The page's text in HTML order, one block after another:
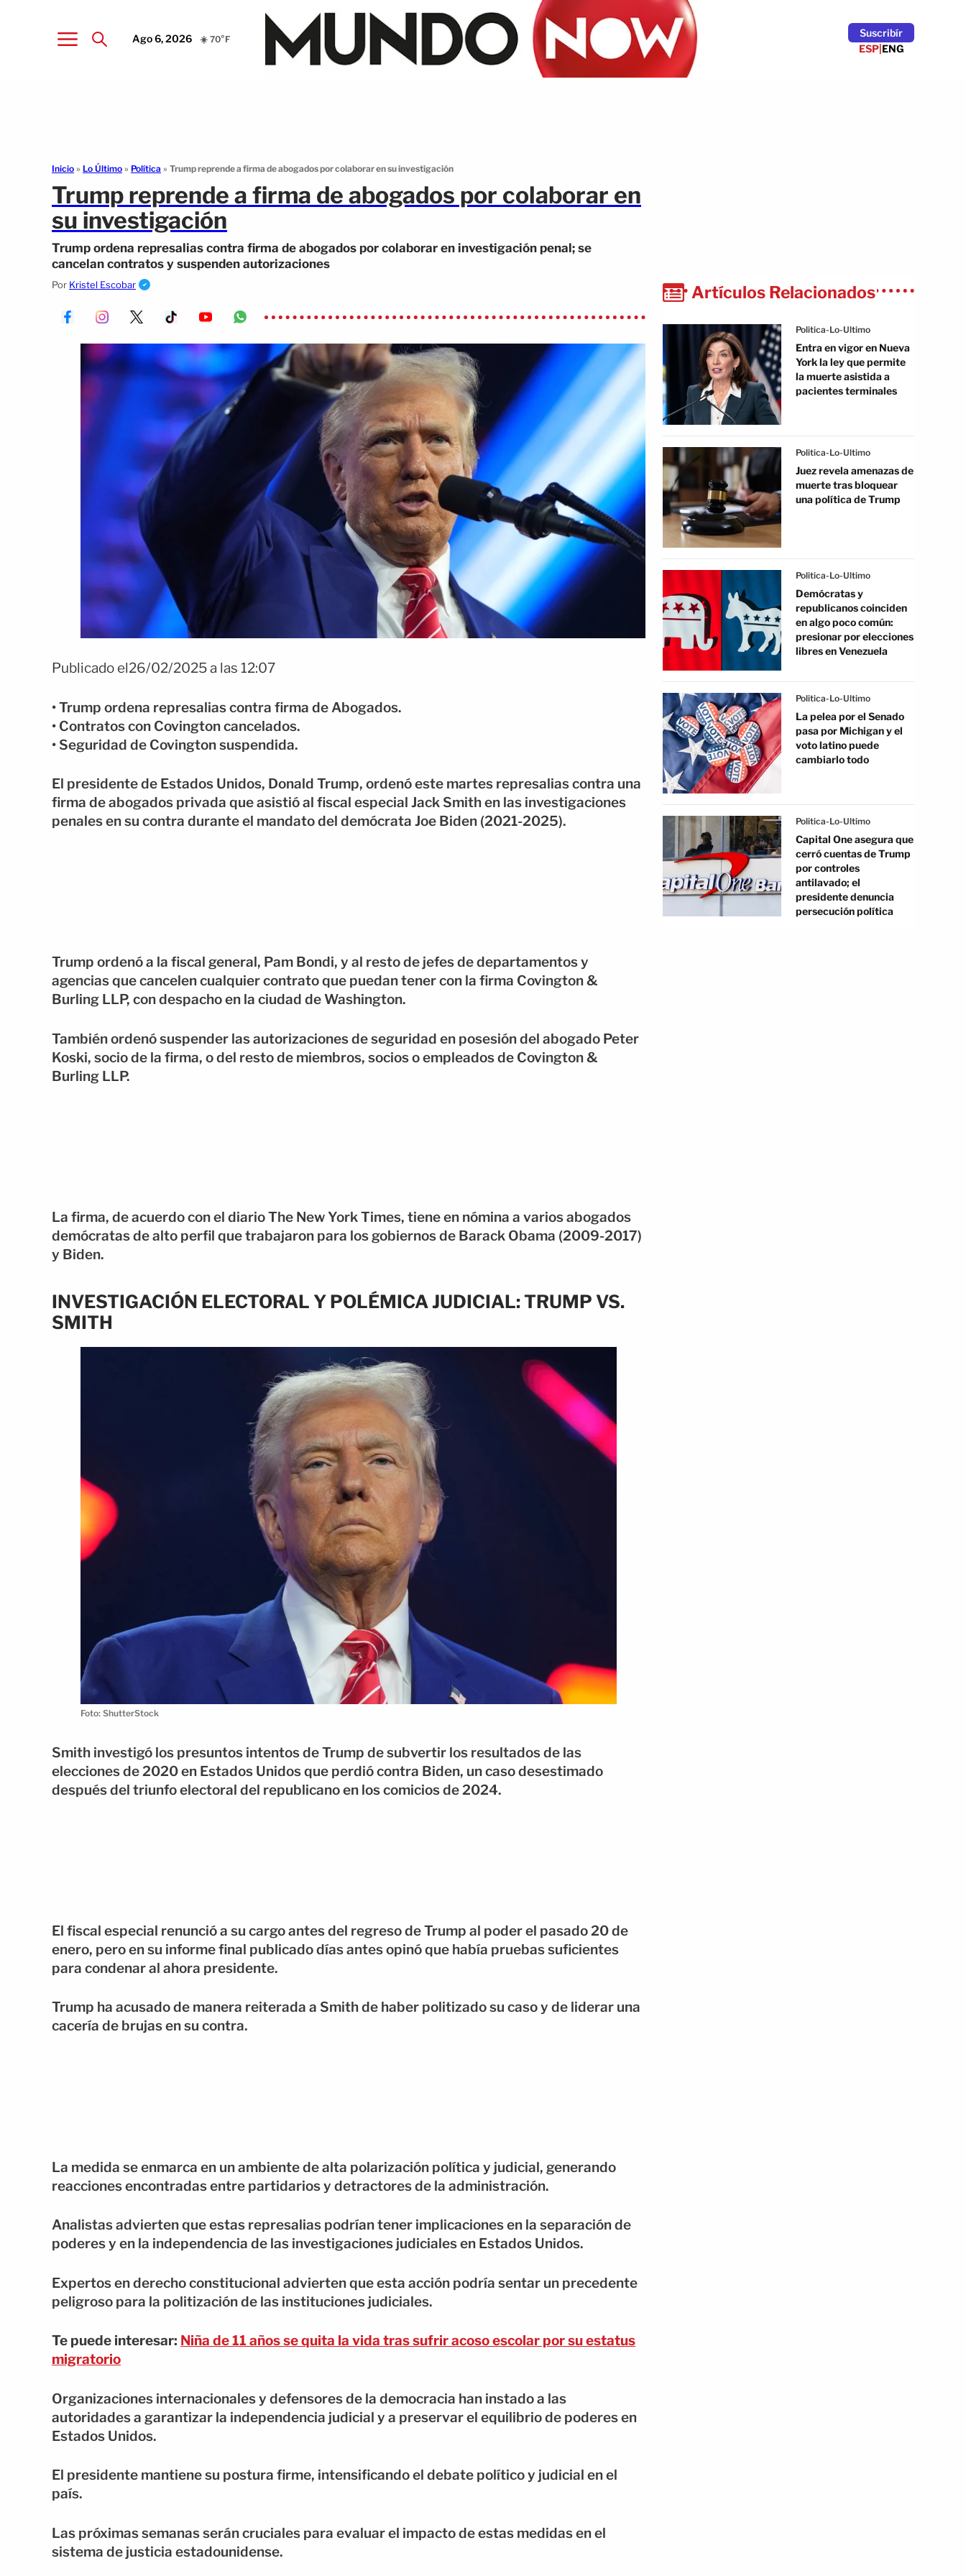
Ago 6, 2026 ☀️ 70°F
Suscribír
ESP|ENG
Inicio » Lo Último » Política » Trump reprende a firma de abogados por colaborar en su investigación
Trump reprende a firma de abogados por colaborar en
su investigación
Trump ordena represalias contra firma de abogados por colaborar en investigación penal; se
cancelan contratos y suspenden autorizaciones
Por Kristel Escobar
Publicado el26/02/2025 a las 12:07
• Trump ordena represalias contra firma de Abogados.
• Contratos con Covington cancelados.
• Seguridad de Covington suspendida.
El presidente de Estados Unidos, Donald Trump, ordenó este martes represalias contra una
firma de abogados privada que asistió al fiscal especial Jack Smith en las investigaciones
penales en su contra durante el mandato del demócrata Joe Biden (2021-2025).
Trump ordenó a la fiscal general, Pam Bondi, y al resto de jefes de departamentos y
agencias que cancelen cualquier contrato que puedan tener con la firma Covington &
Burling LLP, con despacho en la ciudad de Washington.
También ordenó suspender las autorizaciones de seguridad en posesión del abogado Peter
Koski, socio de la firma, o del resto de miembros, socios o empleados de Covington &
Burling LLP.
La firma, de acuerdo con el diario The New York Times, tiene en nómina a varios abogados
demócratas de alto perfil que trabajaron para los gobiernos de Barack Obama (2009-2017)
y Biden.
INVESTIGACIÓN ELECTORAL Y POLÉMICA JUDICIAL: TRUMP VS.
SMITH
Foto: ShutterStock
Smith investigó los presuntos intentos de Trump de subvertir los resultados de las
elecciones de 2020 en Estados Unidos que perdió contra Biden, un caso desestimado
después del triunfo electoral del republicano en los comicios de 2024.
El fiscal especial renunció a su cargo antes del regreso de Trump al poder el pasado 20 de
enero, pero en su informe final publicado días antes opinó que había pruebas suficientes
para condenar al ahora presidente.
Trump ha acusado de manera reiterada a Smith de haber politizado su caso y de liderar una
cacería de brujas en su contra.
La medida se enmarca en un ambiente de alta polarización política y judicial, generando
reacciones encontradas entre partidarios y detractores de la administración.
Analistas advierten que estas represalias podrían tener implicaciones en la separación de
poderes y en la independencia de las investigaciones judiciales en Estados Unidos.
Expertos en derecho constitucional advierten que esta acción podría sentar un precedente
peligroso para la politización de las instituciones judiciales.
Te puede interesar: Niña de 11 años se quita la vida tras sufrir acoso escolar por su estatus
migratorio
Organizaciones internacionales y defensores de la democracia han instado a las
autoridades a garantizar la independencia judicial y a preservar el equilibrio de poderes en
Estados Unidos.
El presidente mantiene su postura firme, intensificando el debate político y judicial en el
país.
Las próximas semanas serán cruciales para evaluar el impacto de estas medidas en el
sistema de justicia estadounidense.
Artículos Relacionados
Politica-Lo-Ultimo
Entra en vigor en Nueva
York la ley que permite
la muerte asistida a
pacientes terminales
Politica-Lo-Ultimo
Juez revela amenazas de
muerte tras bloquear
una política de Trump
Politica-Lo-Ultimo
Demócratas y
republicanos coinciden
en algo poco común:
presionar por elecciones
libres en Venezuela
Politica-Lo-Ultimo
La pelea por el Senado
pasa por Michigan y el
voto latino puede
cambiarlo todo
Politica-Lo-Ultimo
Capital One asegura que
cerró cuentas de Trump
por controles
antilavado; el
presidente denuncia
persecución política